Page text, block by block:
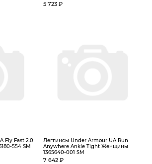
5 723 ₽
Fly Fast 2.0
554 SM
Леггинсы Under Armour UA Run
Anywhere Ankle Tight Женщины
1365640-001 SM
7 642 ₽